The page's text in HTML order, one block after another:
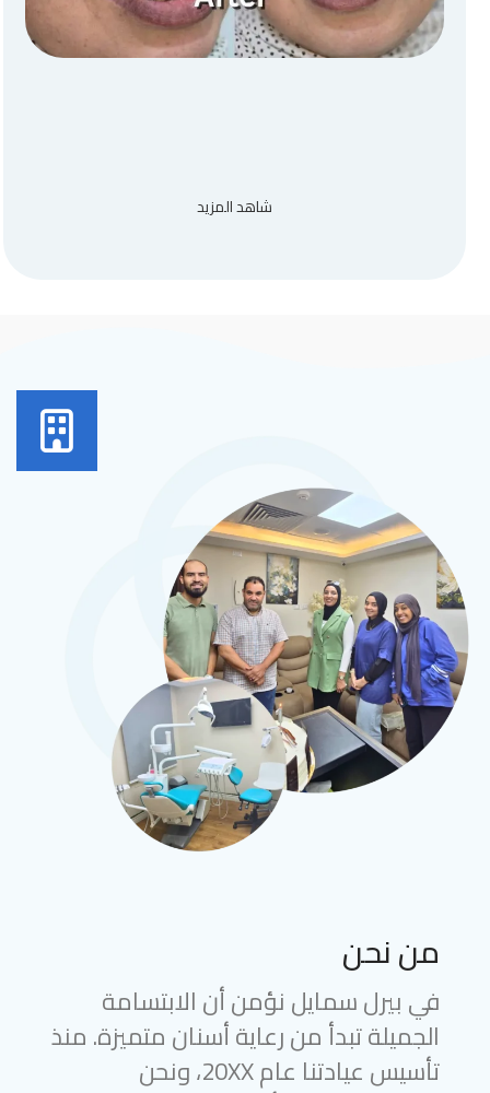
شاهد المزيد
من نحن
في بيرل سمايل نؤمن أن الابتسامة
الجميلة تبدأ من رعاية أسنان متميزة. منذ
تأسيس عيادتنا عام 20XX، ونحن